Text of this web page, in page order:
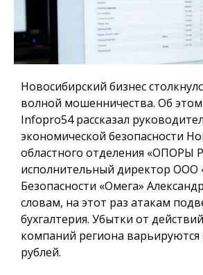
Новосибирский бизнес
волной мошенничества. Об
Infopro54 рассказал
экономической безопасности
областного отделения «ОПОРЫ
исполнительный директор ООО
Безопасности «Омега»
словам, на этот раз атакам
бухгалтерия. Убытки от
компаний региона варьируются
рублей.